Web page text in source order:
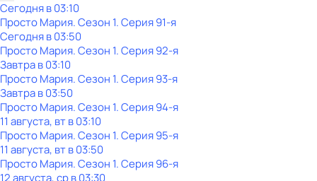
Сегодня в 03:10
Просто Мария. Сезон 1. Серия 91-я
Сегодня в 03:50
Просто Мария. Сезон 1. Серия 92-я
Завтра в 03:10
Просто Мария. Сезон 1. Серия 93-я
Завтра в 03:50
Просто Мария. Сезон 1. Серия 94-я
11 августа, вт в 03:10
Просто Мария. Сезон 1. Серия 95-я
11 августа, вт в 03:50
Просто Мария. Сезон 1. Серия 96-я
12 августа, ср в 03:30